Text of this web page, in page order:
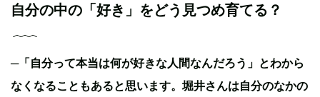
自分の中の「好き」をどう見つめ育てる？
─「自分って本当は何が好きな人間なんだろう」とわから
なくなることもあると思います。堀井さんは自分のなかの